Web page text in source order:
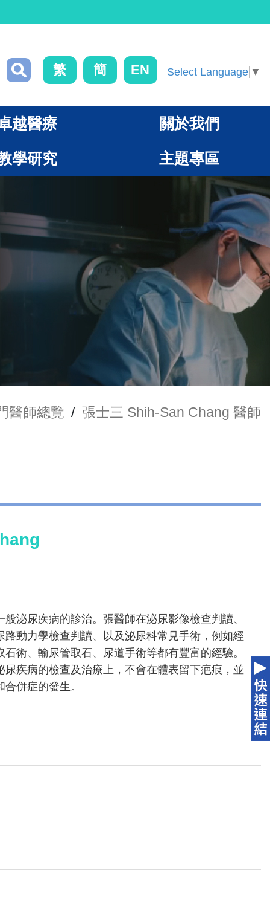
繁 簡 EN Select Language ▼
越醫療 關於我們
學研究 主題專區
醫師總覽 / 張士三 Shih-San Chang 醫師
泌尿疾病的診治。張醫師在泌尿影像檢查判讀、
動力學檢查判讀、以及泌尿科常見手術，例如經
術、輸尿管取石、尿道手術等都有豐富的經驗。
疾病的檢查及治療上，不會在體表留下疤痕，並
併症的發生。